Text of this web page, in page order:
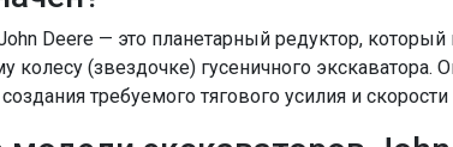
Deere — это планетарный редуктор,
колесу (звездочке) гусеничного экскаватора.
требуемого тягового усилия и